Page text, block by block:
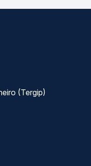
(Tergip)